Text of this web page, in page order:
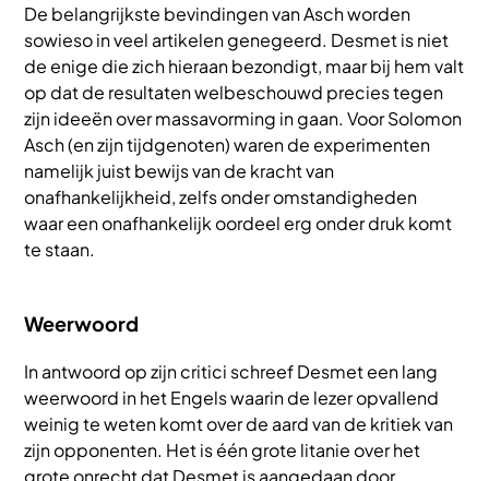
De belangrijkste bevindingen van Asch worden
sowieso in veel artikelen genegeerd. Desmet is niet
de enige die zich hieraan bezondigt, maar bij hem valt
op dat de resultaten welbeschouwd precies tegen
zijn ideeën over massavorming in gaan. Voor Solomon
Asch (en zijn tijdgenoten) waren de experimenten
namelijk juist bewijs van de kracht van
onafhankelijkheid, zelfs onder omstandigheden
waar een onafhankelijk oordeel erg onder druk komt
te staan.
Weerwoord
In antwoord op zijn critici schreef Desmet een lang
weerwoord in het Engels waarin de lezer opvallend
weinig te weten komt over de aard van de kritiek van
zijn opponenten. Het is één grote litanie over het
grote onrecht dat Desmet is aangedaan door